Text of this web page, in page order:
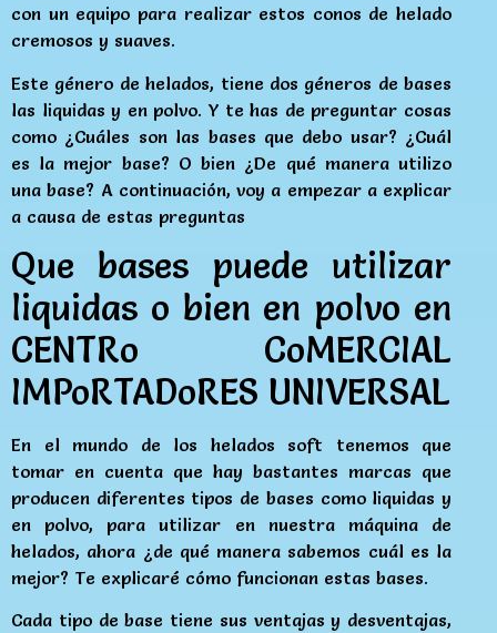
con un equipo para realizar estos conos de helado
cremosos y suaves.
Este género de helados, tiene dos géneros de bases
las liquidas y en polvo. Y te has de preguntar cosas
como ¿Cuáles son las bases que debo usar? ¿Cuál
es la mejor base? O bien ¿De qué manera utilizo
una base? A continuación, voy a empezar a explicar
a causa de estas preguntas
Que bases puede utilizar
liquidas o bien en polvo en
CENTRo CoMERCIAL
IMPoRTADoRES UNIVERSAL
En el mundo de los helados soft tenemos que
tomar en cuenta que hay bastantes marcas que
producen diferentes tipos de bases como liquidas y
en polvo, para utilizar en nuestra máquina de
helados, ahora ¿de qué manera sabemos cuál es la
mejor? Te explicaré cómo funcionan estas bases.
Cada tipo de base tiene sus ventajas y desventajas,